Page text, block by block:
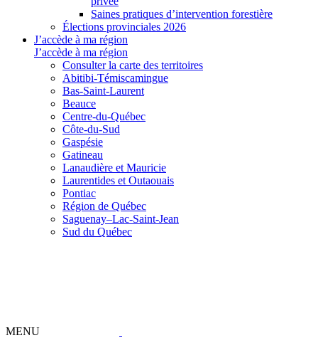
Saines pratiques d’intervention forestière
Élections provinciales 2026
J’accède à ma région
J’accède à ma région
Consulter la carte des territoires
Abitibi-Témiscamingue
Bas-Saint-Laurent
Beauce
Centre-du-Québec
Côte-du-Sud
Gaspésie
Gatineau
Lanaudière et Mauricie
Laurentides et Outaouais
Pontiac
Région de Québec
Saguenay–Lac-Saint-Jean
Sud du Québec
MENU